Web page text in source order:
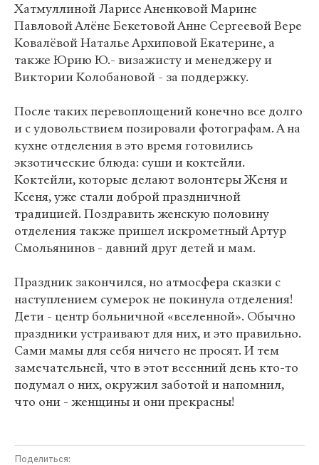
Хатмуллиной Ларисе Аненковой Марине
Павловой Алёне Бекетовой Анне Сергеевой Вере
Ковалёвой Наталье Архиповой Екатерине, а
также Юрию Ю.- визажисту и менеджеру и
Виктории Колобановой - за поддержку.
После таких перевоплощений конечно все долго
и с удовольствием позировали фотографам. А на
кухне отделения в это время готовились
экзотические блюда: суши и коктейли.
Коктейли, которые делают волонтеры Женя и
Ксеня, уже стали доброй праздничной
традицией. Поздравить женскую половину
отделения также пришел искрометный Артур
Смольянинов - давний друг детей и мам.
Праздник закончился, но атмосфера сказки с
наступлением сумерок не покинула отделения!
Дети - центр больничной «вселенной». Обычно
праздники устраивают для них, и это правильно.
Сами мамы для себя ничего не просят. И тем
замечательней, что в этот весенний день кто-то
подумал о них, окружил заботой и напомнил,
что они - женщины и они прекрасны!
Поделиться: